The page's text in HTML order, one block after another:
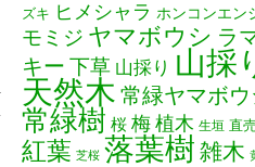
ズキ ヒメシャラ ホンコンエン
モミジ ヤマボウシ ラ
キー 下草 山採り 山採
天然木 常緑ヤマボウ
常緑樹 桜 梅 植木 生垣 直
紅葉 芝桜 落葉樹 雑木